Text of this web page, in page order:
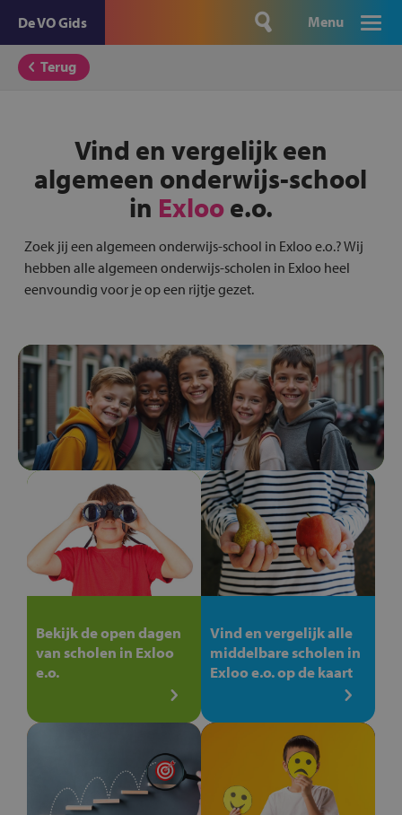
De VO Gids Menu
Terug
Vind en vergelijk een
algemeen onderwijs-school
in Exlooe.o.
Zoek jij een algemeen onderwijs-school in Exloo e.o.? Wij
hebben alle algemeen onderwijs-scholen in Exloo heel
eenvoundig voor je op een rijtje gezet.
Bekijk de open dagen
van scholen in Exloo
e.o.
Vind en vergelijk alle
middelbare scholen in
Exloo e.o. op de kaart